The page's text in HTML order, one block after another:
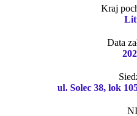
Kraj
Data
ul. Solec 38, lok